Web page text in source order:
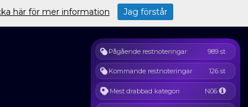
Pågående restnoteringar 989 st
Kommande restnoteringar 126 st
Mest drabbad kategori N06
här för mer information. Jag förstår